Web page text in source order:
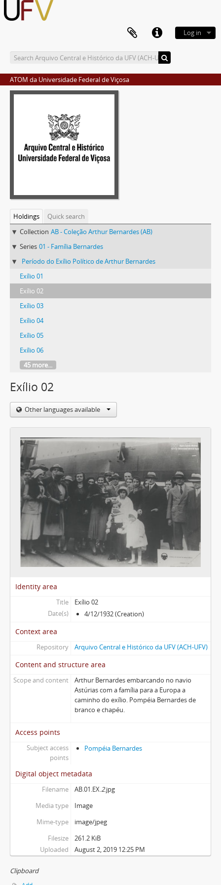
Log in
ATOM da Universidade Federal de Viçosa
Holdings
Quick search
Collection AB - Coleção Arthur Bernardes (AB)
Series 01 - Família Bernardes
Período do Exílio Político de Arthur Bernardes
Exílio 01
Exílio 02
Exílio 03
Exílio 04
Exílio 05
Exílio 06
45 more...
Exílio 02
Other languages available
Identity area
Title
Exílio 02
Date(s)
4/12/1932 (Creation)
Context area
Repository Arquivo Central e Histórico da UFV (ACH-UFV)
Content and structure area
Scope and content
Arthur Bernardes embarcando no navio
Astúrias com a família para a Europa a
caminho do exílio. Pompéia Bernardes de
branco e chapéu.
Access points
Subject access
points
Pompéia Bernardes
Digital object metadata
Filename AB.01.EX.2.jpg
Media type
Image
Mime-type
image/jpeg
Filesize
261.2 KiB
Uploaded
August 2, 2019 12:25 PM
Clipboard